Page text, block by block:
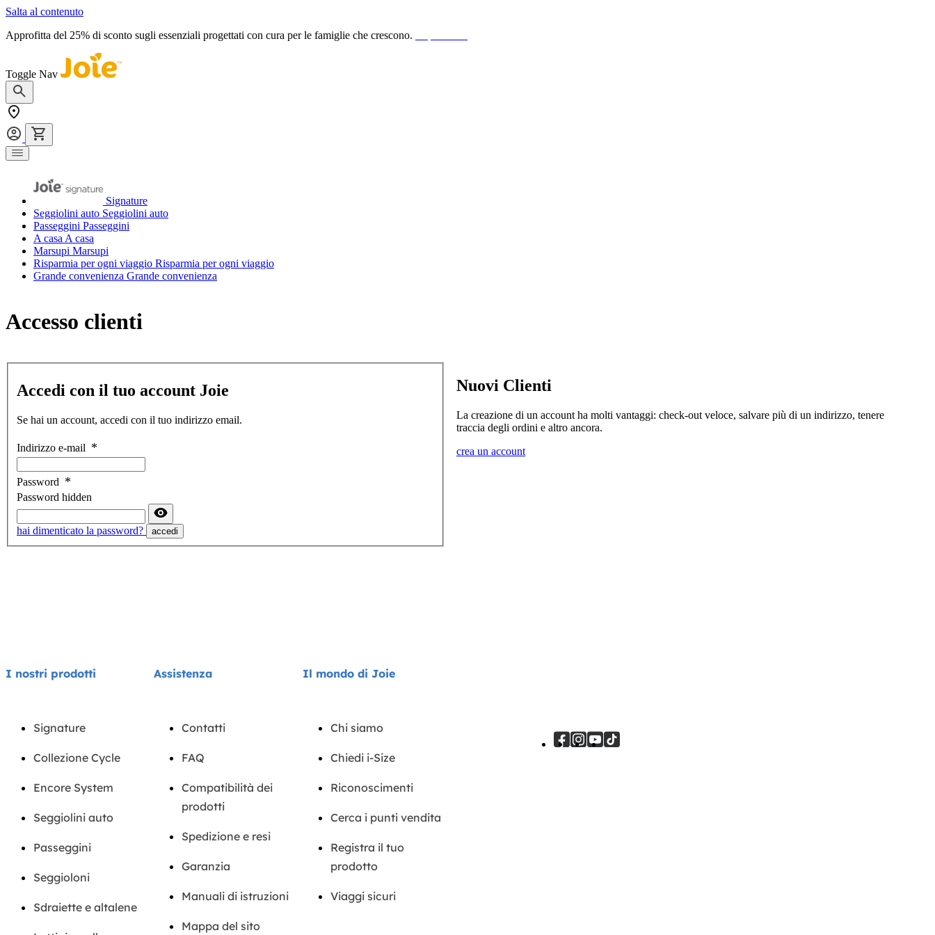
Salta al contenuto
Approfitta del 25% di sconto sugli essenziali progettati con cura per le famiglie che crescono.
Toggle Nav
Signature
Seggiolini auto Seggiolini auto
Passeggini Passeggini
A casaA casa
Marsupi Marsupi
Risparmia per ogni viaggio Risparmia per ogni viaggio
Grande convenienza Grande convenienza
Accesso clienti
Accedi con il tuo account Joie
Se hai un account, accedi con il tuo indirizzo email.
Indirizzo e-mail
Password
Password hidden
hai dimenticato la password? accedi
Nuovi Clienti
La creazione di un account ha molti vantaggi: check-out veloce, salvare più di un indirizzo, tenere
traccia degli ordini e altro ancora.
crea un account
I nostri prodotti
Signature
Collezione Cycle
Encore System
Seggiolini auto
Passeggini
Seggioloni
Sdraiette e altalene
Assistenza
Contatti
FAQ
Compatibilità dei
prodotti
Spedizione e resi
Garanzia
Manuali di istruzioni
Mappa del sito
Il mondo di Joie
Chi siamo
Chiedi i-Size
Riconoscimenti
Cerca i punti vendita
Registra il tuo
prodotto
Viaggi sicuri